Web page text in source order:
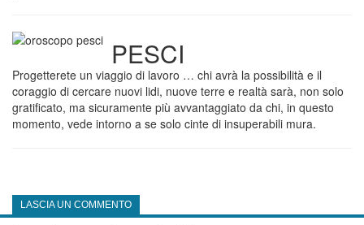
PESCI
Progetterete un viaggio di lavoro … chi avrà la possibilità e il
coraggio di cercare nuovi lidi, nuove terre e realtà sarà, non solo
gratificato, ma sicuramente più avvantaggiato da chi, in questo
momento, vede intorno a se solo cinte di insuperabili mura.
LASCIA UN COMMENTO